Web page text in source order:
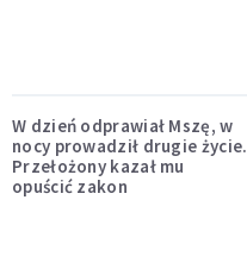
W dzień odprawiał Mszę, w
nocy prowadził drugie życie.
Przełożony kazał mu
opuścić zakon